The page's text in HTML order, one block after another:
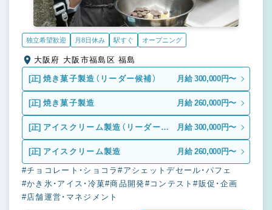
独立希望歓迎 月8日休み 駅すぐ オープニング
大阪府 大阪市福島区 福島
[正] 焼き菓子製造（リーダー候補） 月給 300,000円〜
[正] 焼き菓子製造 月給 260,000円〜
[正] アイスクリーム製造（リーダー候
補）
月給 300,000円〜
[正] アイスクリーム製造 月給 260,000円〜
#チョコレート・ショコラ#アシェットデセール・パフェ
#かき氷・アイス・冷菓#商品開発#コンテスト#販促・企画
#店舗運営・マネジメント